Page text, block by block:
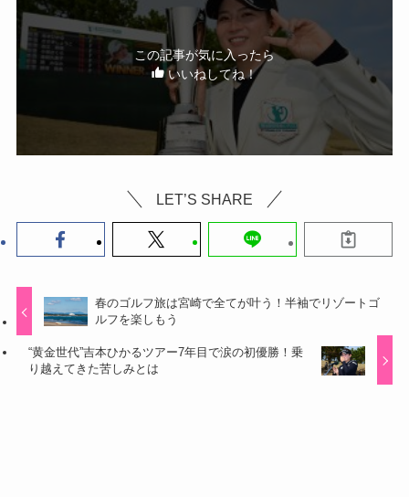
この記事が気に入ったら
いいねしてね！
LET’S SHARE
春のゴルフ旅は宮崎で全てが叶う！半袖でリゾートゴ
ルフを楽しもう
“黄金世代”吉本ひかるツアー7年目で涙の初優勝！乗
り越えてきた苦しみとは